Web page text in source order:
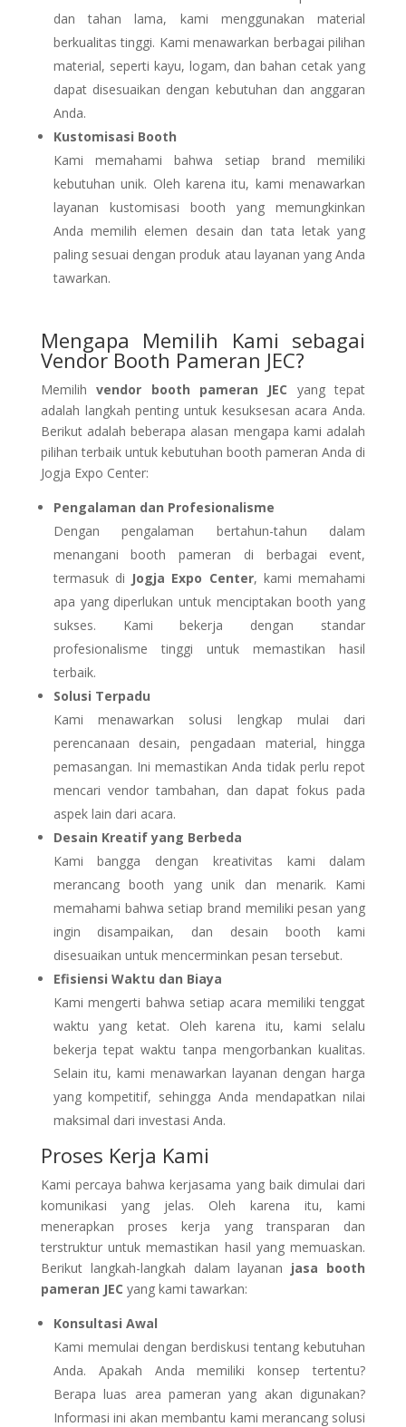
dan tahan lama, kami menggunakan material
berkualitas tinggi. Kami menawarkan berbagai pilihan
material, seperti kayu, logam, dan bahan cetak yang
dapat disesuaikan dengan kebutuhan dan anggaran
Anda.
Kustomisasi Booth
Kami memahami bahwa setiap brand memiliki
kebutuhan unik. Oleh karena itu, kami menawarkan
layanan kustomisasi booth yang memungkinkan
Anda memilih elemen desain dan tata letak yang
paling sesuai dengan produk atau layanan yang Anda
tawarkan.
Mengapa Memilih Kami sebagai
Vendor Booth Pameran JEC?
Memilihvendor booth pameran JEC yang tepat
adalah langkah penting untuk kesuksesan acara Anda.
Berikut adalah beberapa alasan mengapa kami adalah
pilihan terbaik untuk kebutuhan booth pameran Anda di
Jogja Expo Center:
Pengalaman dan Profesionalisme
Dengan pengalaman bertahun-tahun dalam
menangani booth pameran di berbagai event,
termasuk di Jogja Expo Center, kami memahami
apa yang diperlukan untuk menciptakan booth yang
sukses. Kami bekerja dengan standar
profesionalisme tinggi untuk memastikan hasil
terbaik.
Solusi Terpadu
Kami menawarkan solusi lengkap mulai dari
perencanaan desain, pengadaan material, hingga
pemasangan. Ini memastikan Anda tidak perlu repot
mencari vendor tambahan, dan dapat fokus pada
aspek lain dari acara.
Desain Kreatif yang Berbeda
Kami bangga dengan kreativitas kami dalam
merancang booth yang unik dan menarik. Kami
memahami bahwa setiap brand memiliki pesan yang
ingin disampaikan, dan desain booth kami
disesuaikan untuk mencerminkan pesan tersebut.
Efisiensi Waktu dan Biaya
Kami mengerti bahwa setiap acara memiliki tenggat
waktu yang ketat. Oleh karena itu, kami selalu
bekerja tepat waktu tanpa mengorbankan kualitas.
Selain itu, kami menawarkan layanan dengan harga
yang kompetitif, sehingga Anda mendapatkan nilai
maksimal dari investasi Anda.
Proses Kerja Kami
Kami percaya bahwa kerjasama yang baik dimulai dari
komunikasi yang jelas. Oleh karena itu, kami
menerapkan proses kerja yang transparan dan
terstruktur untuk memastikan hasil yang memuaskan.
Berikut langkah-langkah dalam layanan jasa booth
pameran JEC yang kami tawarkan:
Konsultasi Awal
Kami memulai dengan berdiskusi tentang kebutuhan
Anda. Apakah Anda memiliki konsep tertentu?
Berapa luas area pameran yang akan digunakan?
Informasi ini akan membantu kami merancang solusi